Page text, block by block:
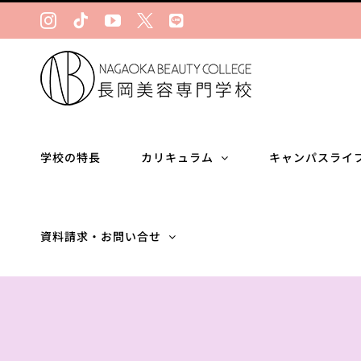
Instagram
TiktokYouTube
Ｘ LINE
学校の特長 カリキュラム キャンパスライ
資料請求・お問い合せ